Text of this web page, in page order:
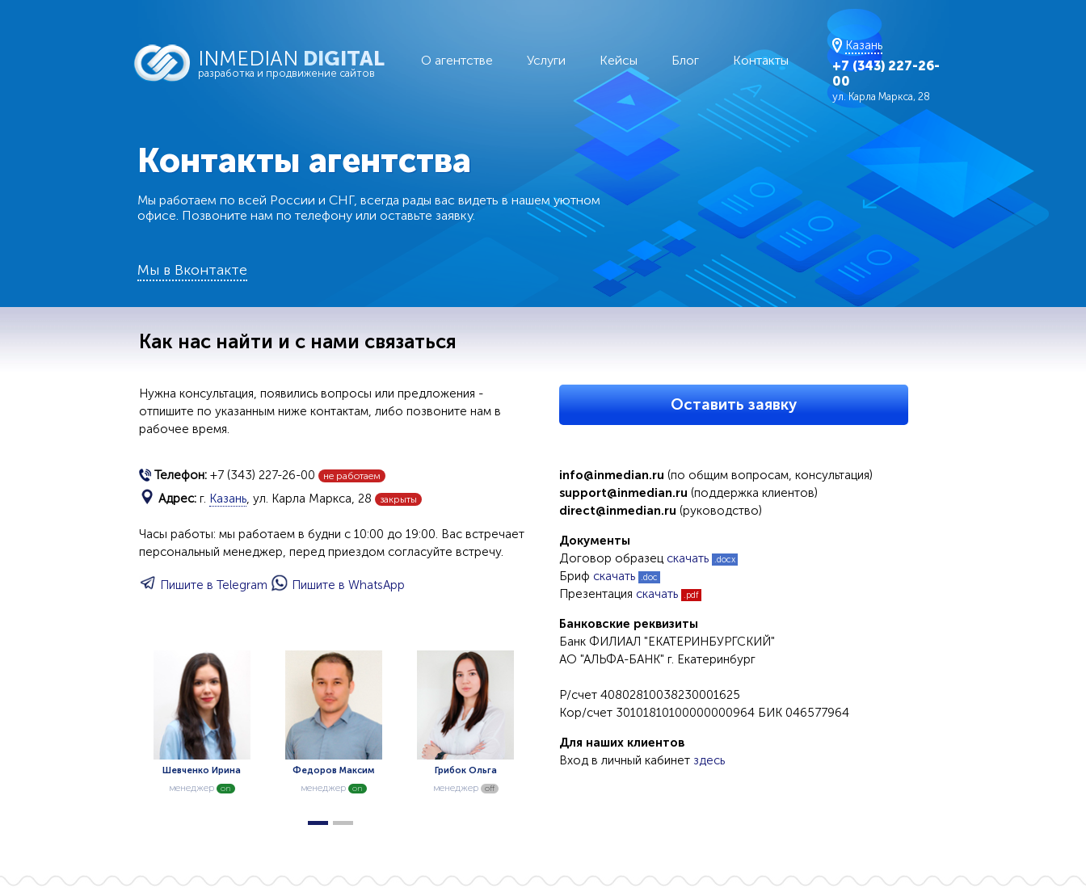
INMEDIAN DIGITAL
разработка и продвижение сайтов
О агентстве Услуги Кейсы Блог Контакты
Казань
+7 (343) 227-26-
00
ул. Карла Маркса, 28
Контакты агентства
Мы работаем по всей России и СНГ, всегда рады вас видеть в нашем уютном
офисе. Позвоните нам по телефону или оставьте заявку.
Мы в Вконтакте
Как нас найти и с нами связаться
Нужна консультация, появились вопросы или предложения -
отпишите по указанным ниже контактам, либо позвоните нам в
рабочее время.
Оставить заявку
Телефон: +7 (343) 227-26-00 не работаем
Адрес: г. Казань, ул. Карла Маркса, 28 закрыты
Часы работы: мы работаем в будни с 10:00 до 19:00. Вас встречает
персональный менеджер, перед приездом согласуйте встречу.
Пишите в Telegram Пишите в WhatsApp
Шевченко Ирина
менеджер on
Федоров Максим
менеджер on
Грибок Ольга
менеджер off
info@inmedian.ru (по общим вопросам, консультация)
support@inmedian.ru (поддержка клиентов)
direct@inmedian.ru (руководство)
Документы
Договор образец скачать .docx
Бриф скачать .doc
Презентация скачать .pdf
Банковские реквизиты
Банк ФИЛИАЛ "ЕКАТЕРИНБУРГСКИЙ"
АО "АЛЬФА-БАНК" г. Екатеринбург
Р/счет 40802810038230001625
Кор/счет 30101810100000000964 БИК 046577964
Для наших клиентов
Вход в личный кабинет здесь